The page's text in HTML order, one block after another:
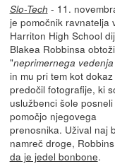
Slo-Tech - 11.
je pomočnik ravnatelja
Harriton High School
Blakea Robbinsa
"neprimernega
in mu pri tem kot dokaz
predočil fotografije, ki
uslužbenci šole posneli
pomočjo njegovega
prenosnika. Užival naj
namreč droge, Robbins
da je jedel bonbone.